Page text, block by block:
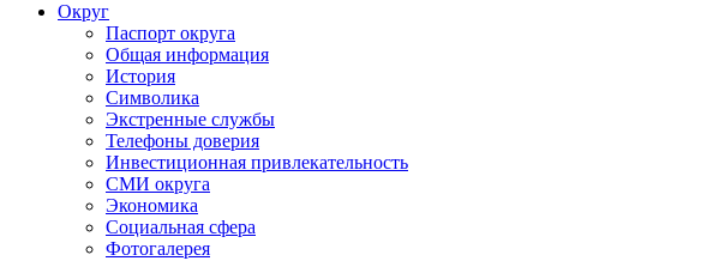
Округ
Паспорт округа
Общая информация
История
Символика
Экстренные службы
Телефоны доверия
Инвестиционная привлекательность
СМИ округа
Экономика
Социальная сфера
Фотогалерея